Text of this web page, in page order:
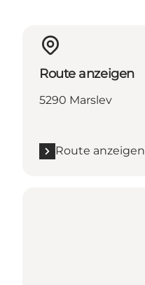
Route anzeigen
5290 Marslev
Route anzeigen